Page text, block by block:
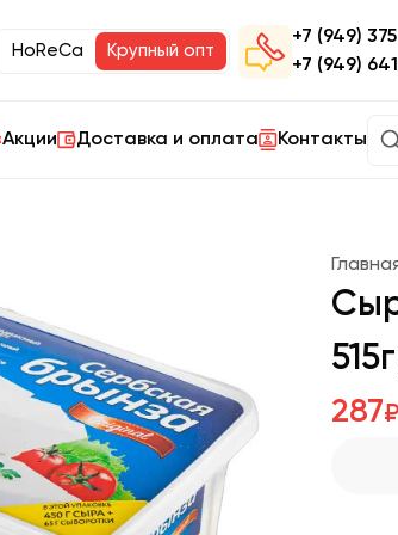
HoReCa Крупный опт
+7 (949)
+7 (949)
Акции Доставка и оплата Контакты
287₽